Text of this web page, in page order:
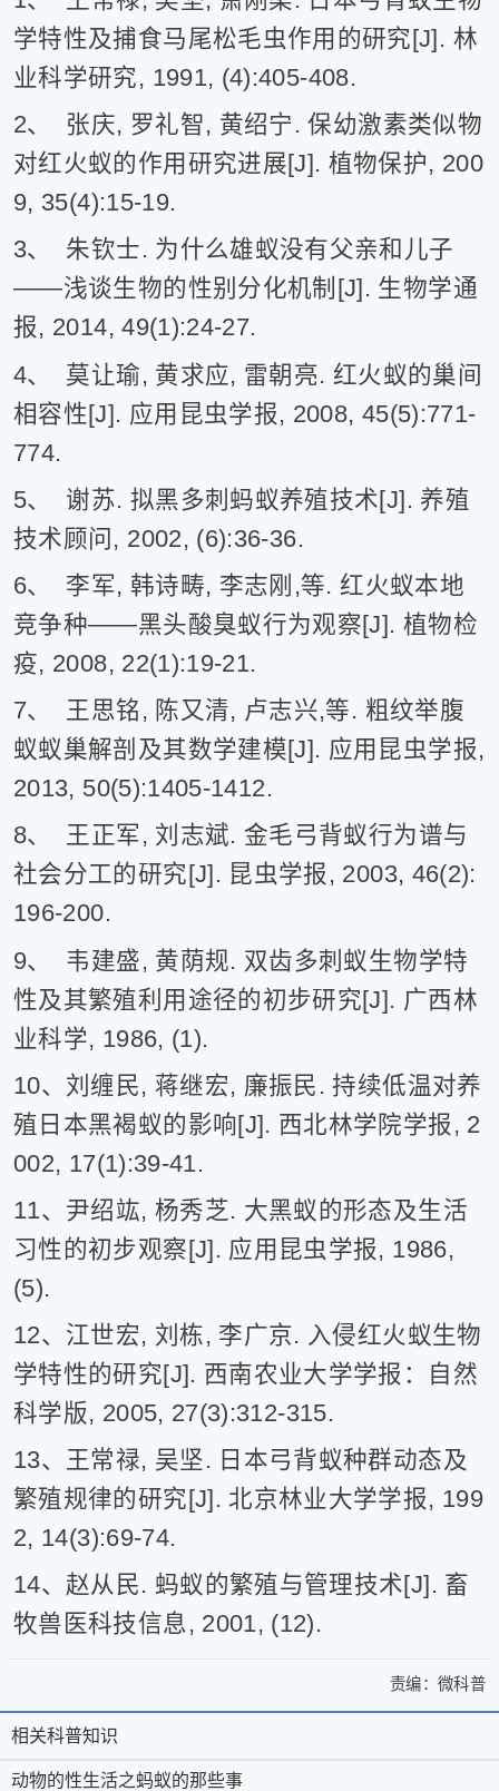
学特性及捕食马尾松毛虫作用的研究[J]. 林
业科学研究, 1991, (4):405-408.
2、 张庆, 罗礼智, 黄绍宁. 保幼激素类似物
对红火蚁的作用研究进展[J]. 植物保护, 200
9, 35(4):15-19.
3、 朱钦士. 为什么雄蚁没有父亲和儿子
——浅谈生物的性别分化机制[J]. 生物学通
报, 2014, 49(1):24-27.
4、 莫让瑜, 黄求应, 雷朝亮. 红火蚁的巢间
相容性[J]. 应用昆虫学报, 2008, 45(5):771-
774.
5、 谢苏. 拟黑多刺蚂蚁养殖技术[J]. 养殖
技术顾问, 2002, (6):36-36.
6、 李军, 韩诗畴, 李志刚,等. 红火蚁本地
竞争种——黑头酸臭蚁行为观察[J]. 植物检
疫, 2008, 22(1):19-21.
7、 王思铭, 陈又清, 卢志兴,等. 粗纹举腹
蚁蚁巢解剖及其数学建模[J]. 应用昆虫学报,
2013, 50(5):1405-1412.
8、 王正军, 刘志斌. 金毛弓背蚁行为谱与
社会分工的研究[J]. 昆虫学报, 2003, 46(2):
196-200.
9、 韦建盛, 黄荫规. 双齿多刺蚁生物学特
性及其繁殖利用途径的初步研究[J]. 广西林
业科学, 1986, (1).
10、刘缠民, 蒋继宏, 廉振民. 持续低温对养
殖日本黑褐蚁的影响[J]. 西北林学院学报, 2
002, 17(1):39-41.
11、尹绍竑, 杨秀芝. 大黑蚁的形态及生活
习性的初步观察[J]. 应用昆虫学报, 1986,
(5).
12、江世宏, 刘栋, 李广京. 入侵红火蚁生物
学特性的研究[J]. 西南农业大学学报：自然
科学版, 2005, 27(3):312-315.
13、王常禄, 吴坚. 日本弓背蚁种群动态及
繁殖规律的研究[J]. 北京林业大学学报, 199
2, 14(3):69-74.
14、赵从民. 蚂蚁的繁殖与管理技术[J]. 畜
牧兽医科技信息, 2001, (12).
责编： 微科普
动
物
>
相
动
物
的
关
于
微
相关科普知识
动物的性生活之蚂蚁的那些事